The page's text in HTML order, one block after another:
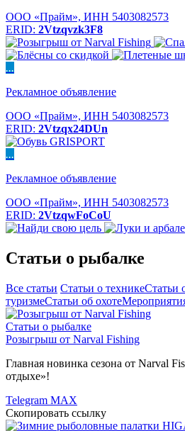
ООО «Прайм», ИНН 5403082573
ERID: 2Vtzqvzk3F8
...
Рекламное объявление
ООО «Прайм», ИНН 5403082573
ERID: 2Vtzqx24DUn
...
Рекламное объявление
ООО «Прайм», ИНН 5403082573
ERID: 2VtzqwFoCoU
Статьи о рыбалке
Все статьи Статьи о техникеСтатьи
туризмеСтатьи об охоте
Статьи о рыбалке
Розыгрыш от Narval Fishing
Главная новинка сезона от Narval
отдыхе»!
Telegram MAX
Скопировать ссылку